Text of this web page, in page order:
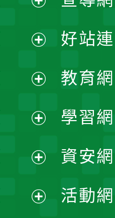
開
選
單
開
選
單
開
選
單
開
選
開
好站
教育
學習
資安
活動